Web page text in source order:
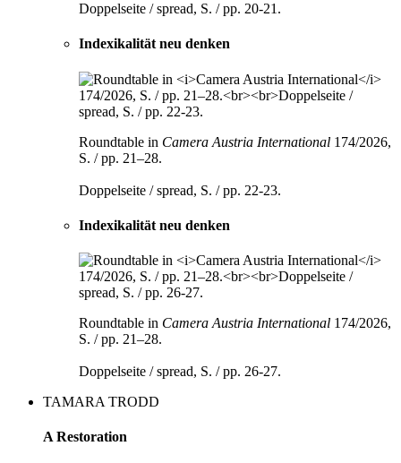
Doppelseite / spread, S. / pp. 20-21.
Indexikalität neu denken
Roundtable in Camera Austria International 174/2026,
S. / pp. 21–28.
Doppelseite / spread, S. / pp. 22-23.
Indexikalität neu denken
Roundtable in Camera Austria International 174/2026,
S. / pp. 21–28.
Doppelseite / spread, S. / pp. 26-27.
TAMARA TRODD
A Restoration